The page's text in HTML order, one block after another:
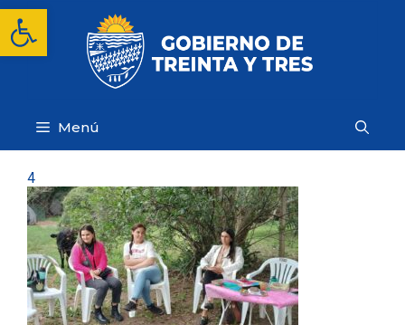
Abrir barra de herramientas
Saltar
contenido
Menú
4